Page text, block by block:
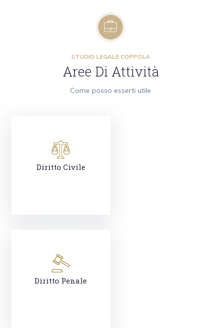
STUDIO LEGALE COPPOLA
Aree Di Attività
Come posso esserti utile
Diritto Civile
Diritto Penale